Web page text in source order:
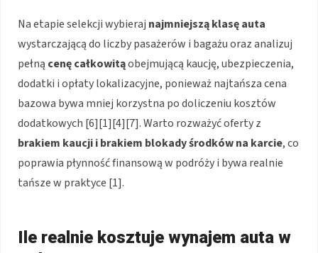
Na etapie selekcji wybieraj najmniejszą klasę auta
wystarczającą do liczby pasażerów i bagażu oraz analizuj
pełną cenę całkowitąobejmującą kaucję, ubezpieczenia,
dodatki i opłaty lokalizacyjne, ponieważ najtańsza cena
bazowa bywa mniej korzystna po doliczeniu kosztów
dodatkowych [6][1][4][7]. Warto rozważyć oferty z
brakiem kaucji i brakiem blokady środków na karcie, co
poprawia płynność finansową w podróży i bywa realnie
tańsze w praktyce [1].
Ile realnie kosztuje wynajem auta w